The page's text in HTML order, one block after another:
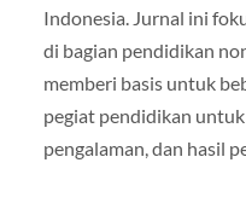
Indonesia. Jurnal ini
di bagian pendidikan
memberi basis untuk
pegiat pendidikan
pengalaman, dan hasil